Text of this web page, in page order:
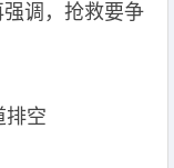
调，抢救要争
排空